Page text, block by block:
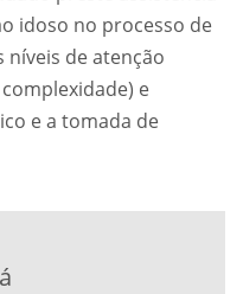
idoso no processo de
níveis de atenção
e
e a tomada de